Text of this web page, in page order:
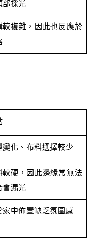
部採光
較複雜，因此也反應於
變化、布料選擇較少
較硬，因此邊緣常無法
會漏光
家中佈置缺乏氛圍感